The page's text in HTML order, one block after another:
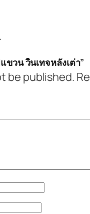
วน วินเทจหลังเต่า”
be published.